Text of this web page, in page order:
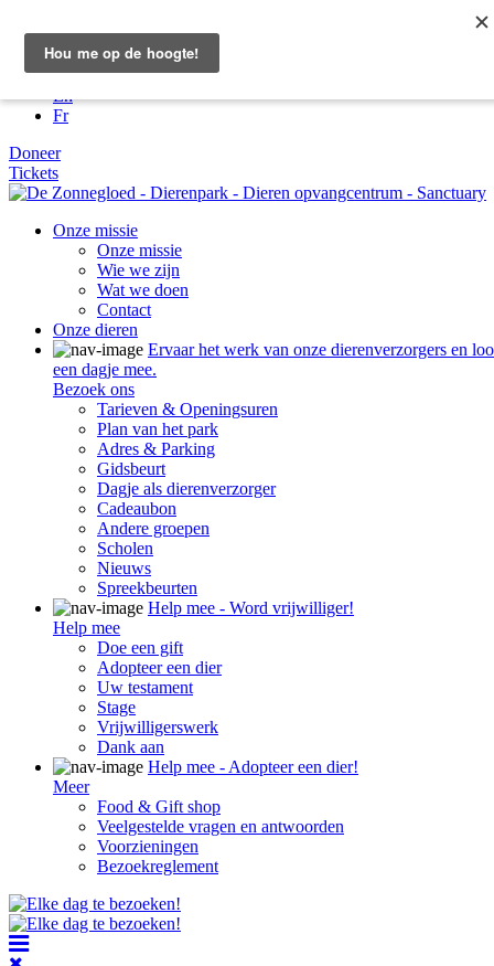
057 40 18 56
Nl
En
Fr
Doneer
Tickets
Onze missie
Onze missie
Wie we zijn
Wat we doen
Contact
Onze dieren
Ervaar het werk van onze dierenverzorgers en
een dagje mee.
Bezoek ons
Tarieven & Openingsuren
Plan van het park
Adres & Parking
Gidsbeurt
Dagje als dierenverzorger
Cadeaubon
Andere groepen
Scholen
Nieuws
Spreekbeurten
Help mee - Word vrijwilliger!
Help mee
Doe een gift
Adopteer een dier
Uw testament
Stage
Vrijwilligerswerk
Dank aan
Help mee - Adopteer een dier!
Meer
Food & Gift shop
Veelgestelde vragen en antwoorden
Voorzieningen
Bezoekreglement